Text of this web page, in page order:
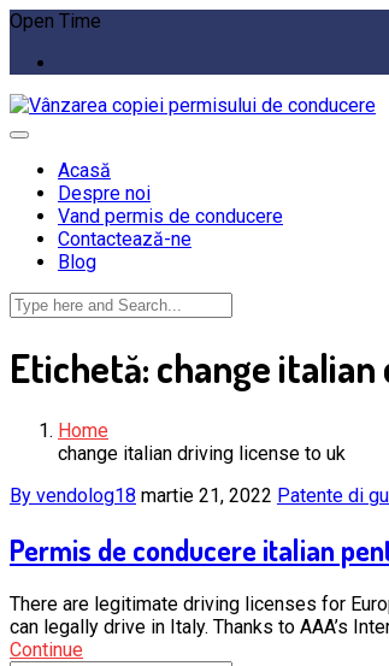
Open Time
Acasă
Despre noi
Vand permis de conducere
Contactează-ne
Blog
Etichetă:change
Home
change italian driving license to uk
By vendolog18 martie 21, 2022 Patente di
Permis de conducere italian
There are legitimate driving licenses for
can legally drive in Italy. Thanks to AAA’s
Continue